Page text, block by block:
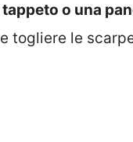
tappeto o una
togliere le